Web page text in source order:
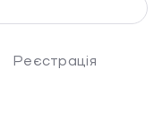
Реєстрація